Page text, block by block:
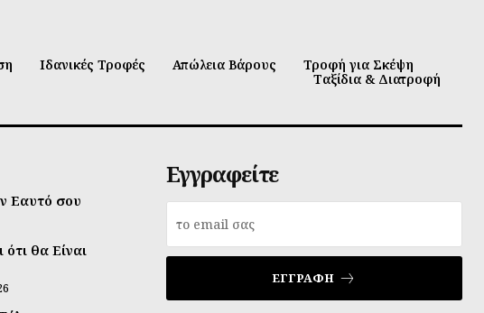
Ιδανικές Τροφές Απώλεια Βάρους
Τροφή για Σκέψη
Ταξίδια & Διατροφή
Εαυτό σου
θα Είναι
Εγγραφείτε
ΕΓΓΡΑΦΉ